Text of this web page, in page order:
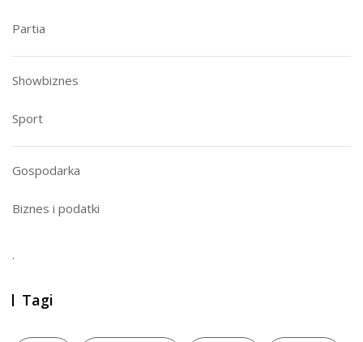
Partia
Showbiznes
Sport
Gospodarka
Biznes i podatki
.
Tagi